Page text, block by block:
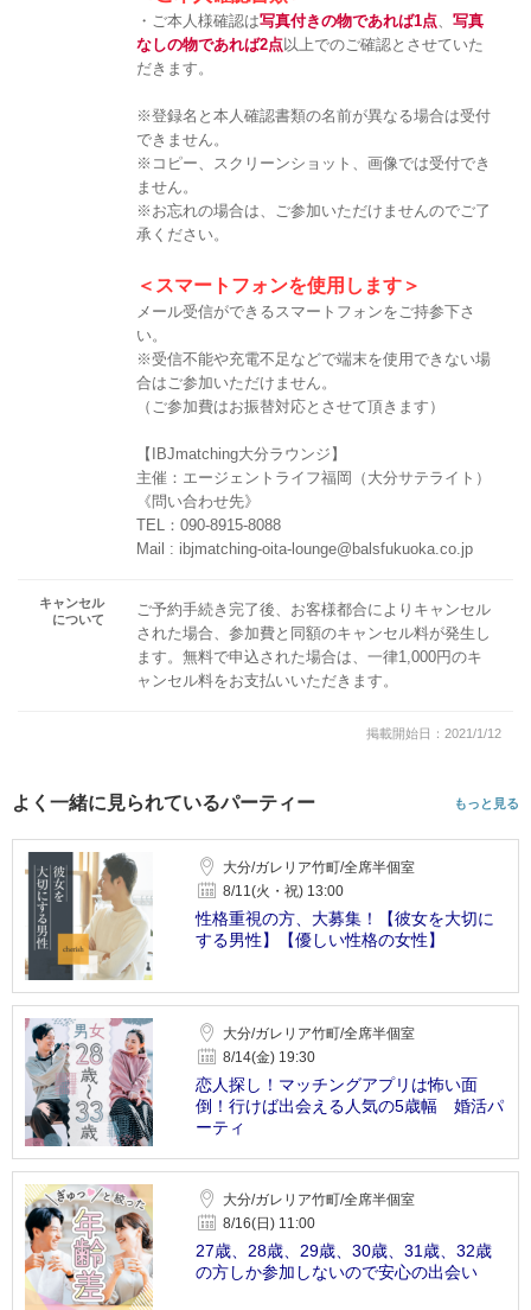
・ご本人様確認は写真付きの物であれば1点
写真
なしの物であれば2点以上でのご確認とさせていた
だきます。
※登録名と本人確認書類の名前が異なる場合は受付
できません。
※コピー、スクリーンショット、画像では受付でき
ません。
※お忘れの場合は、ご参加いただけませんのでご了
承ください。
＜スマートフォンを使用します＞
メール受信ができるスマートフォンをご持参下さ
い。
※受信不能や充電不足などで端末を使用できない場
合はご参加いただけません。
（ご参加費はお振替対応とさせて頂きます）
【IBJmatching大分ラウンジ】
主催：エージェントライフ福岡（大分サテライト）
《問い合わせ先》
TEL：090-8915-8088
Mail : ibjmatching-oita-lounge@balsfukuoka.co.jp
キャンセル
について
ご予約手続き完了後、お客様都合によりキャンセル
された場合、参加費と同額のキャンセル料が発生し
ます。無料で申込された場合は、一律1,000円のキ
ャンセル料をお支払いいただきます。
掲載開始日：2021/1/12
よく一緒に見られているパーティー もっと見る
大分/ガレリア竹町/全席半個室
8/11(火・祝) 13:00
性格重視の方、大募集！【彼女を大切に
する男性】【優しい性格の女性】
大分/ガレリア竹町/全席半個室
8/14(金) 19:30
恋人探し！マッチングアプリは怖い面
倒！行けば出会える人気の5歳幅 婚活パ
ーティ
大分/ガレリア竹町/全席半個室
8/16(日) 11:00
27歳、28歳、29歳、30歳、31歳、32歳
の方しか参加しないので安心の出会い